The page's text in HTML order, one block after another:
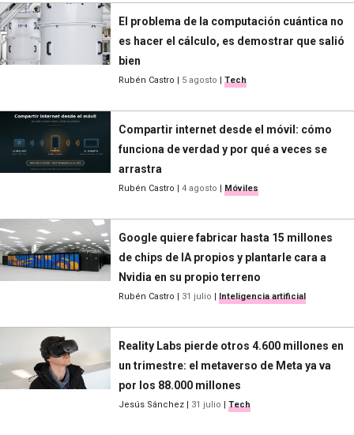
El problema de la computación cuántica no
es hacer el cálculo, es demostrar que salió
bien
Rubén Castro | 5 agosto | Tech
Compartir internet desde el móvil: cómo
funciona de verdad y por qué a veces se
arrastra
Rubén Castro | 4 agosto | Móviles
Google quiere fabricar hasta 15 millones
de chips de IA propios y plantarle cara a
Nvidia en su propio terreno
Rubén Castro | 31 julio | Inteligencia artificial
Reality Labs pierde otros 4.600 millones en
un trimestre: el metaverso de Meta ya va
por los 88.000 millones
Jesús Sánchez | 31 julio | Tech